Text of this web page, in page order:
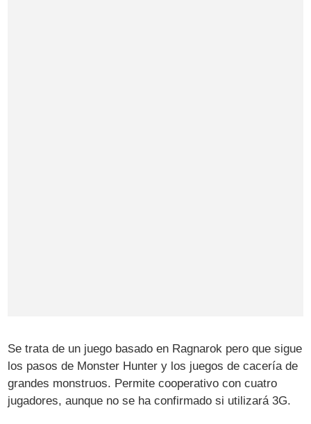
Se trata de un juego basado en Ragnarok pero que sigue
los pasos de Monster Hunter y los juegos de cacería de
grandes monstruos. Permite cooperativo con cuatro
jugadores, aunque no se ha confirmado si utilizará 3G.